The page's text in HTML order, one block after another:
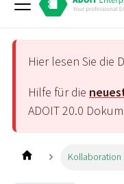
Hier lesen Sie die
Hilfe für die
ADOIT20.0
Kollaboration